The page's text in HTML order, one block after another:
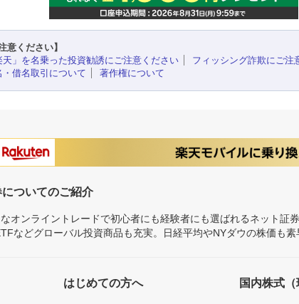
意ください】
天」を名乗った投資勧誘にご注意ください
フィッシング詐欺にご注
・借名取引について
著作権について
ついてのご紹介
オンライントレードで初心者にも経験者にも選ばれるネット
などグローバル投資商品も充実。日経平均やNYダウの株価も素
はじめての方へ 国内株式（